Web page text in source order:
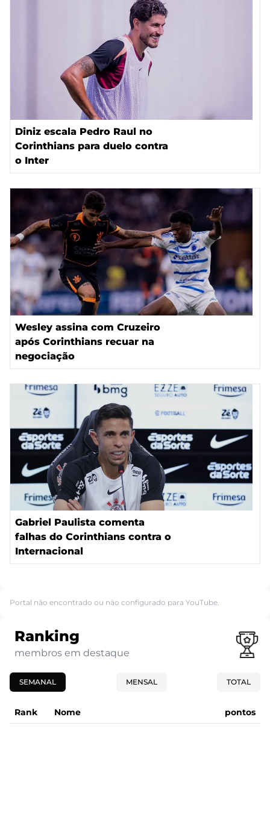
Diniz escala Pedro Raul no
Corinthians para duelo contra
o Inter
Wesley assina com Cruzeiro
após Corinthians recuar na
negociação
Gabriel Paulista comenta
falhas do Corinthians contra o
Internacional
Portal não encontrado ou não configurado para YouTube.
Ranking
membros em destaque
SEMANAL MENSAL TOTAL
Rank Nome pontos